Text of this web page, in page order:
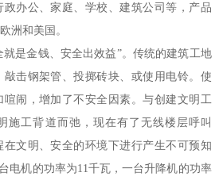
办公、家庭、学校、建筑公司等，产品
洲和美国。
是金钱、安全出效益”。传统的建筑工地
击钢架管、投掷砖块、或使用电铃。使
闹，增加了不安全因素。与创建文明工
施工背道而弛，现在有了无线楼层呼叫
文明、安全的环境下进行产生不可预知
电机的功率为11千瓦，一台升降机的功率